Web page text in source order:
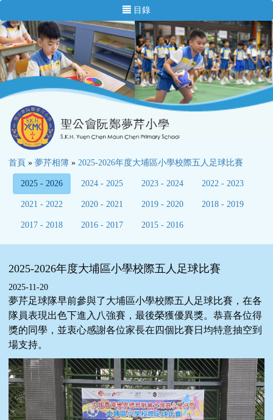
目錄
首頁 » 夢芹相簿 » 2025-2026年度大埔區小學校際五人足球比賽
2025 - 2026 2024 - 2025 2023 - 2024 2022 - 2023
2021 - 2022 2020 - 2021 2019 - 2020 2018 - 2019
2017 - 2018 2016 - 2017 2015 - 2016
2025-2026年度大埔區小學校際五人足球比賽
2025-11-20
夢芹足球隊早前參與了大埔區小學校際五人足球比賽，在各
隊員表現出色下進入八強賽，最後榮獲優異獎。恭喜各位得
獎的同學，並衷心感謝各位家長在四個比賽日均特意抽空到
場支持。